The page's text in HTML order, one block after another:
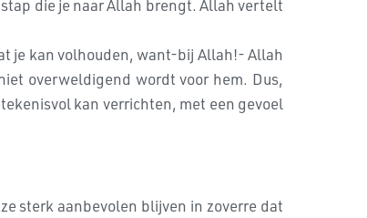
die je naar Allah brengt. Allah vertelt
je kan volhouden, want-bij Allah!- Allah
overweldigend wordt voor hem. Dus,
kan verrichten, met een gevoel
sterk aanbevolen blijven in zoverre dat